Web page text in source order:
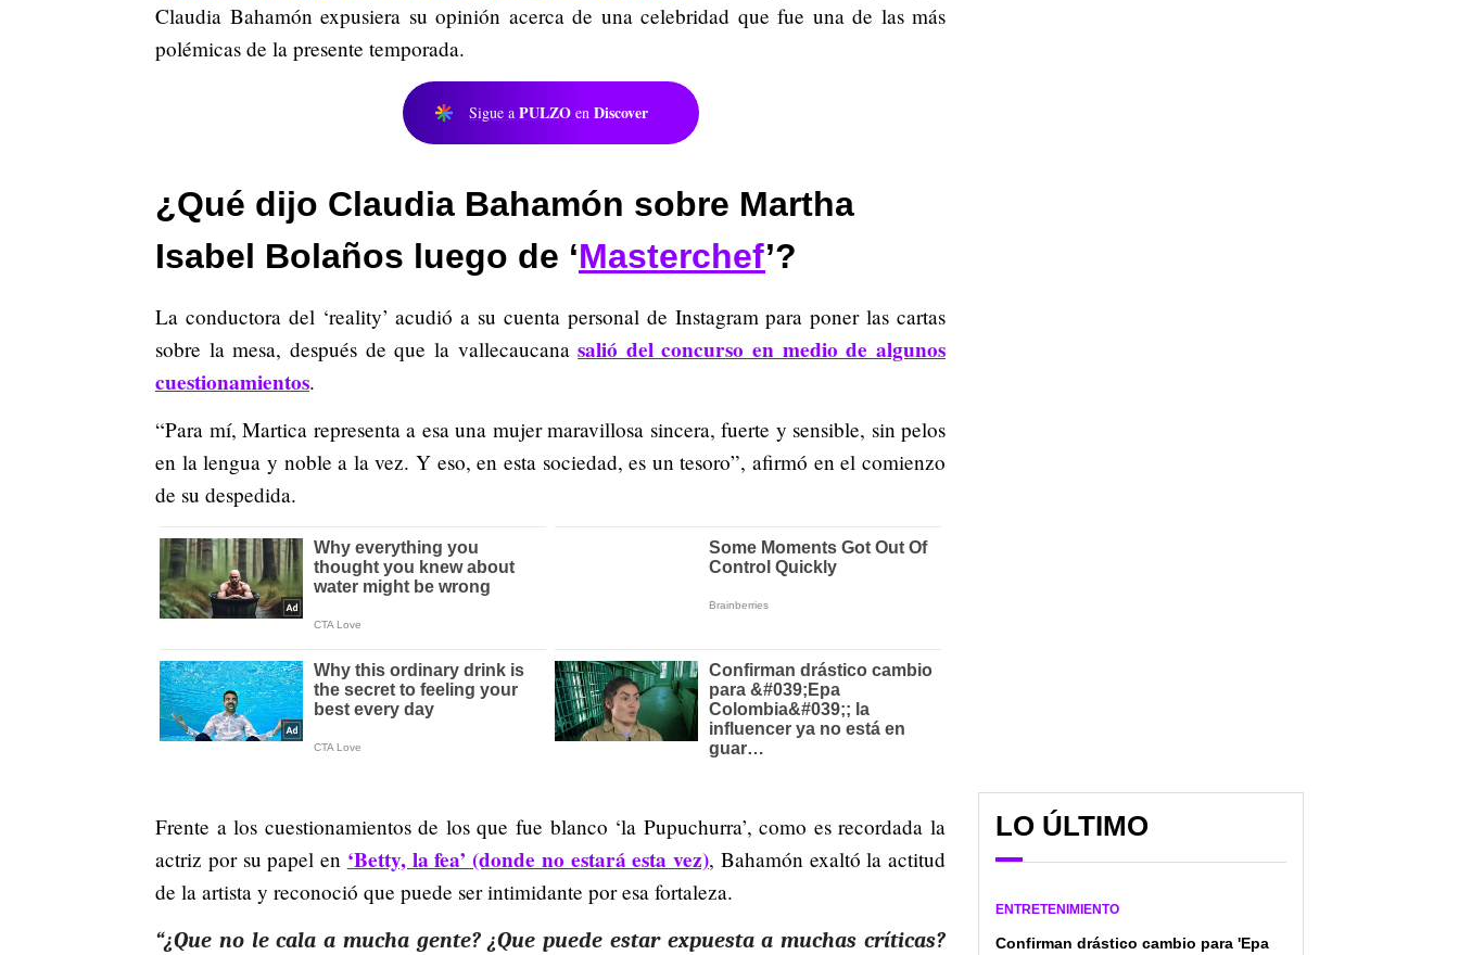
Claudia Bahamón expusiera su opinión acerca de una celebridad que fue una de las más
polémicas de la presente temporada.
Sigue a PULZO en Discover
¿Qué dijo Claudia Bahamón sobre Martha
Isabel Bolaños luego de ‘Masterchef’?
La conductora del ‘reality’ acudió a su cuenta personal de Instagram para poner las cartas
sobre la mesa, después de que la vallecaucanasalió del concurso en medio de algunos
cuestionamientos.
“Para mí, Martica representa a esa una mujer maravillosa sincera, fuerte y sensible, sin pelos
en la lengua y noble a la vez. Y eso, en esta sociedad, es un tesoro”, afirmó en el comienzo
de su despedida.
Frente a los cuestionamientos de los que fue blanco ‘la Pupuchurra’, como es recordada la
actriz por su papel en ‘Betty, la fea’ (donde no estará esta vez), Bahamón exaltó la actitud
de la artista y reconoció que puede ser intimidante por esa fortaleza.
“¿Que no le cala a mucha gente? ¿Que puede estar expuesta a muchas críticas?
LO ÚLTIMO
ENTRETENIMIENTO
Confirman drástico cambio para 'Epa